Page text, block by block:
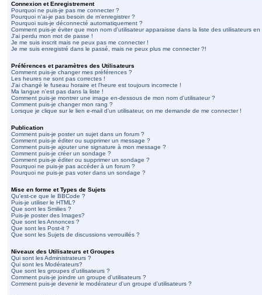
Connexion et Enregistrement
Pourquoi ne puis-je pas me connecter ?
Pourquoi n'ai-je pas besoin de m'enregistrer ?
Pourquoi suis-je déconnecté automatiquement ?
Comment puis-je éviter que mon nom d'utilisateur apparaisse dans la liste des utilisateurs en
J'ai perdu mon mot de passe !
Je me suis inscrit mais ne peux pas me connecter !
Je me suis enregistré dans le passé, mais ne peux plus me connecter ?!
Préférences et paramètres des Utilisateurs
Comment puis-je changer mes préférences ?
Les heures ne sont pas correctes !
J'ai changé le fuseau horaire et l'heure est toujours incorrecte !
Ma langue n'est pas dans la liste !
Comment puis-je montrer une image en-dessous de mon nom d'utilisateur ?
Comment puis-je changer mon rang ?
Lorsque je clique sur le lien e-mail d'un utilisateur, on me demande de me connecter !
Publication
Comment puis-je poster un sujet dans un forum ?
Comment puis-je éditer ou supprimer un message ?
Comment puis-je ajouter une signature à mon message ?
Comment puis-je créer un sondage ?
Comment puis-je éditer ou supprimer un sondage ?
Pourquoi ne puis-je pas accéder à un forum ?
Pourquoi ne puis-je pas voter dans un sondage ?
Mise en forme et Types de Sujets
Qu'est-ce que le BBCode ?
Puis-je utiliser le HTML?
Que sont les Smilies ?
Puis-je poster des Images?
Que sont les Annonces ?
Que sont les Post-it ?
Que sont les Sujets de discussions verrouillés ?
Niveaux des Utilisateurs et Groupes
Qui sont les Administrateurs ?
Qui sont les Modérateurs?
Que sont les groupes d'utilisateurs ?
Comment puis-je joindre un groupe d'utilisateurs ?
Comment puis-je devenir le modérateur d'un groupe d'utilisateurs ?